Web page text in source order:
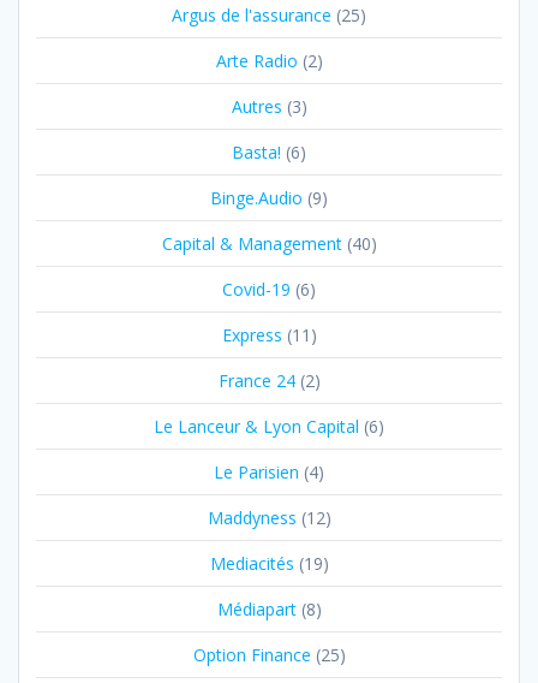
Argus de l'assurance (25)
Arte Radio (2)
Autres (3)
Basta! (6)
Binge.Audio (9)
Capital & Management(40)
Covid-19 (6)
Express (11)
France 24(2)
Le Lanceur & Lyon Capital (6)
Le Parisien (4)
Maddyness (12)
Mediacités (19)
Médiapart(8)
Option Finance (25)